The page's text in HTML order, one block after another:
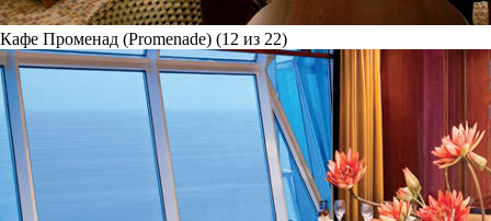
Кафе Променад (Promenade) (12 из 22)